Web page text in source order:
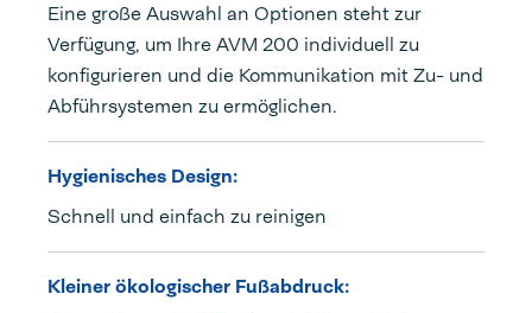
Eine große Auswahl an Optionen steht zur
Verfügung, um Ihre AVM 200 individuell zu
konfigurieren und die Kommunikation mit Zu- und
Abführsystemen zu ermöglichen.
Hygienisches Design:
Schnell und einfach zu reinigen
Kleiner ökologischer Fußabdruck: